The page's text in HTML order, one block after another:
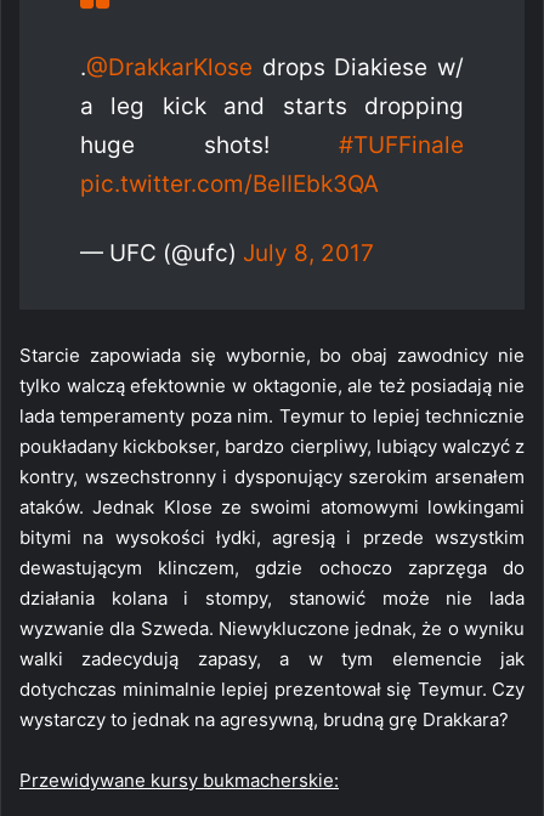
.@DrakkarKlose drops Diakiese w/
a leg kick and starts dropping
huge shots! #TUFFinale
pic.twitter.com/BeIIEbk3QA
— UFC (@ufc) July 8, 2017
Starcie zapowiada się wybornie, bo obaj zawodnicy nie
tylko walczą efektownie w oktagonie, ale też posiadają nie
lada temperamenty poza nim. Teymur to lepiej technicznie
poukładany kickbokser, bardzo cierpliwy, lubiący walczyć z
kontry, wszechstronny i dysponujący szerokim arsenałem
ataków. Jednak Klose ze swoimi atomowymi lowkingami
bitymi na wysokości łydki, agresją i przede wszystkim
dewastującym klinczem, gdzie ochoczo zaprzęga do
działania kolana i stompy, stanowić może nie lada
wyzwanie dla Szweda. Niewykluczone jednak, że o wyniku
walki zadecydują zapasy, a w tym elemencie jak
dotychczas minimalnie lepiej prezentował się Teymur. Czy
wystarczy to jednak na agresywną, brudną grę Drakkara?
Przewidywane kursy bukmacherskie: